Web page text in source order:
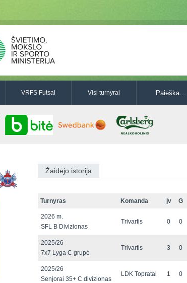
VRFS Futsal Visi turnyrai
Žaidėjo istorija
Turnyras Komanda Įv G
2026 m.
SFL B Divizionas
Trivartis 0 0
2025/26
7x7 Lyga C grupė
Trivartis 3 0
2025/26
Senjorai 35+ C divizionas
LDK Topratai 1 0